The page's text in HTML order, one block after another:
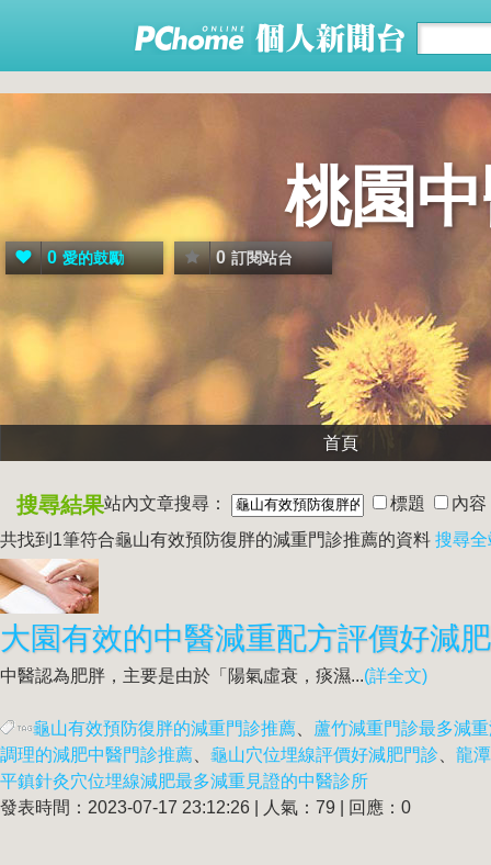
桃園
0 愛的鼓勵 0 訂閱站台
首頁
搜尋結果站內文章搜尋： 標題
內容
共找到1筆符合龜山有效預防復胖的減重門診推薦的資料 搜尋
中醫認為肥胖，主要是由於「陽氣虛衰，痰濕...(詳全文)
龜山有效預防復胖的減重門診推薦
蘆竹減重門診最多減
調理的減肥中醫門診推薦
龜山穴位埋線評價好減肥門診
龍
平鎮針灸穴位埋線減肥最多減重見證的中醫診所
發表時間：2023-07-17 23:12:26 | 人氣：79 | 回應：0